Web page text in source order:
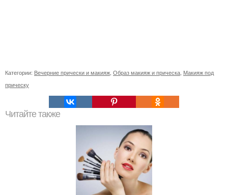
Категории: Вечерние прически и макияж Образ макияж и прическа Макияж под
прическу
Читайте также